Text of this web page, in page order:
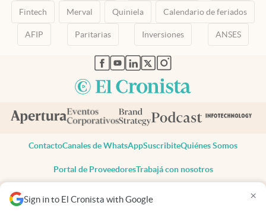
Sign in to El Cronista with Google ×
Fintech Merval Quiniela Calendario de feriados
AFIP Paritarias Inversiones ANSES
abre en nueva pestaña
abre en nueva pestaña
abre en nueva pestaña
abre en nueva pestaña
abre en nueva pestaña
ContactoCanales de WhatsAppSuscribiteQuiénes Somos
Portal de ProveedoresTrabajá con nosotros
Todos los derechos reservados